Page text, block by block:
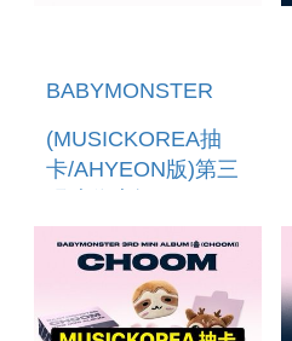
BABYMONSTER
(MUSICKOREA抽
卡/AHYEON版)第三
「CHOOM(PLUSH
KEYRING VER.)」
(韓國進口版)